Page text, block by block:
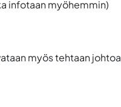
infotaan myöhemmin)
myös tehtaan